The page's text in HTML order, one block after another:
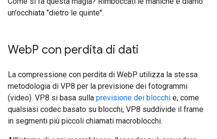
un'occhiata "dietro le quinte".
WebP con perdita di dati
La compressione con perdita di WebP utilizza la stessa
metodologia di VP8 per la previsione dei fotogrammi
(video). VP8 si basa sulla previsione dei blocchi e, come
qualsiasi codec basato su blocchi, VP8 suddivide il frame
in segmenti più piccoli chiamati macroblocchi.